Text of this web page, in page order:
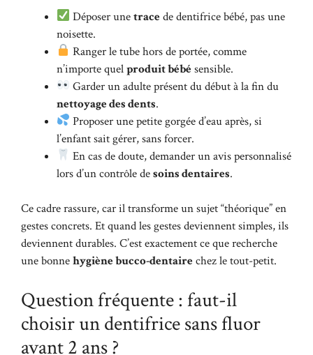
Déposer unetracede dentifrice bébé, pas une
noisette.
Ranger le tube hors de portée, comme
n’importe quelproduit bébésensible.
Garder un adulte présent du début à la fin du
nettoyage des dents.
Proposer une petite gorgée d’eau après, si
l’enfant sait gérer, sans forcer.
En cas de doute, demander un avis personnalisé
lors d’un contrôle desoins dentaires.
Ce cadre rassure, car il transforme un sujet “théorique” en
gestes concrets. Et quand les gestes deviennent simples, ils
deviennent durables. C’est exactement ce que recherche
une bonnehygiène bucco-dentairechez le tout-petit.
Question fréquente : faut-il
choisir un dentifrice sans fluor
avant 2 ans ?